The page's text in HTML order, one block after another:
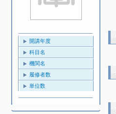
開講年度
科目名
機関名
履修者数
単位数